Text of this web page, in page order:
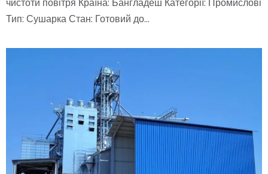
Тип: Сушарка Стан: Готовий до…